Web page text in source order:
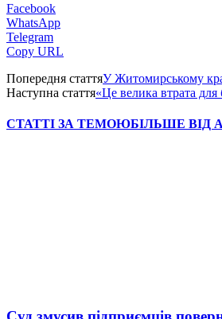
Facebook
WhatsApp
Telegram
Copy URL
Попередня статтяУ Житомирському
Наступна стаття«Це велика втрата
СТАТТІ ЗА ТЕМОЮБІЛЬШЕ ВІД